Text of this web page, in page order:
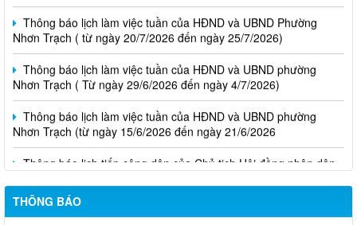
Thông báo lịch làm việc tuần của HĐND và UBND Phường
Nhơn Trạch ( từ ngày 20/7/2026 đến ngày 25/7/2026)
Thông báo lịch làm việc tuần của HĐND và UBND phường
Nhơn Trạch ( Từ ngày 29/6/2026 đến ngày 4/7/2026)
Thông báo lịch làm việc tuần của HĐND và UBND phường
Nhơn Trạch (từ ngày 15/6/2026 đến ngày 21/6/2026
Thông báo lịch tiếp công dân của Chủ tịch Hội đồng nhân dân
phường tại các khu phố trên địa bàn phường Nhơn Trạch năm
2026
THÔNG BÁO